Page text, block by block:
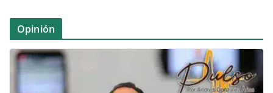
Opinión